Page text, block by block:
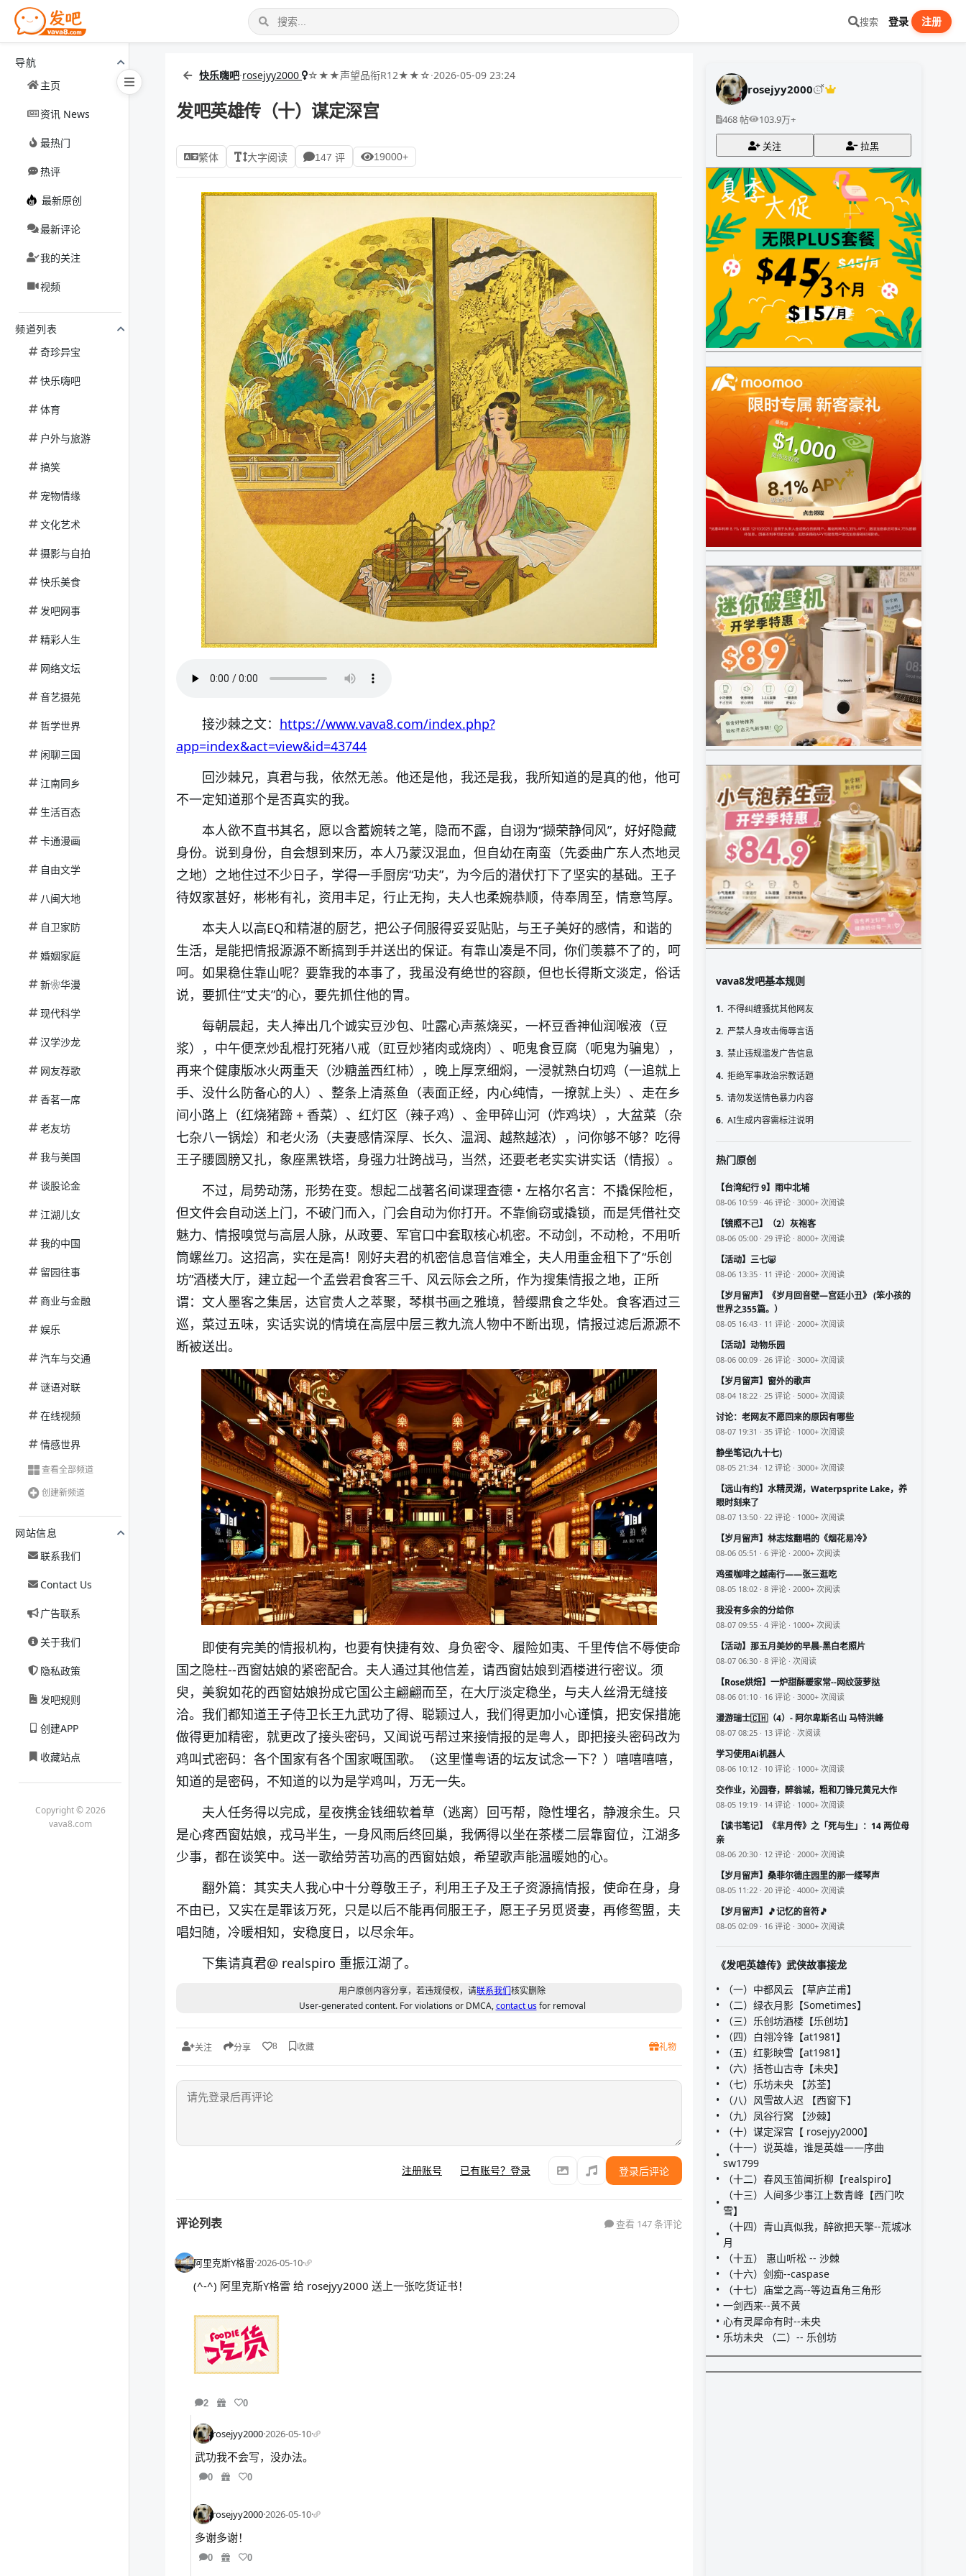
搜索 登录 注册
导航
主页
资讯 News
最热门
热评
最新原创
最新评论
我的关注
视频
频道列表
奇珍异宝
快乐嗨吧
体育
户外与旅游
搞笑
宠物情缘
文化艺术
摄影与自拍
快乐美食
发吧网事
精彩人生
网络文坛
音艺摄苑
哲学世界
闲聊三国
江南同乡
生活百态
卡通漫画
自由文学
八闽大地
自卫家防
婚姻家庭
新❀华漫
现代科学
汉学沙龙
网友荐歌
香茗一席
老友坊
我与美国
谈股论金
江湖儿女
我的中国
留园往事
商业与金融
娱乐
汽车与交通
谜语对联
在线视频
情感世界
查看全部频道
创建新频道
网站信息
联系我们
Contact Us
广告联系
关于我们
隐私政策
发吧规则
创建APP
收藏站点
Copyright © 2026
vava8.com
快乐嗨吧·rosejyy2000 ☆★★声望品衔R12★★☆·2026-05-09 23:24
发吧英雄传（十）谋定深宫
繁体 大字阅读 147 评 19000+
接沙棘之文： https://www.vava8.com/index.php?
app=index&act=view&id=43744
回沙棘兄，真君与我，依然无恙。他还是他，我还是我，我所知道的是真的他，他可
不一定知道那个是否真实的我。
本人欲不直书其名，愿以含蓄婉转之笔，隐而不露，自诩为“撷荣静伺风”，好好隐藏
身份。说到身份，自会想到来历，本人乃蒙汉混血，但自幼在南蛮（先委曲广东人杰地灵
之地）之地住过不少日子，学得一手厨房“功夫”，为今后的潜伏打下了坚实的基础。王子
待奴家甚好，彬彬有礼，资用丰足，行止无拘，夫人也柔婉恭顺，侍奉周至，情意笃厚。
本夫人以高EQ和精湛的厨艺，把公子伺服得妥妥贴贴，与王子美好的感情，和谐的
生活，是能把情报源源不断搞到手并送出的保证。有靠山凑是不同，你们羡慕不了的，呵
呵。如果稳住靠山呢？要靠我的本事了，我虽没有绝世的容颜，但也长得斯文淡定，俗话
说，要抓住“丈夫”的心，要先抓住他的胃。
每朝晨起，夫人捧出几个诚实豆沙包、吐露心声蒸烧买，一杯豆香神仙润喉液（豆
浆），中午便烹炒乱棍打死猪八戒（豇豆炒猪肉或烧肉）、呃鬼食豆腐（呃鬼为骗鬼），
再来个健康版冰火两重天（沙糖盖西红杮），晚上厚烹细焖，一浸就熟白切鸡（一追就上
手、没什么防备心的人）、整条上清蒸鱼（表面正经，内心纯情，一撩就上头）、走在乡
间小路上（红烧猪蹄 + 香菜）、红灯区（辣子鸡）、金甲碎山河（炸鸡块），大盆菜（杂
七杂八一锅烩）和老火汤（夫妻感情深厚、长久、温润、越熬越浓），问你够不够？吃得
王子腰圆膀又扎，象座黑铁塔，身强力壮跨战马，当然，还要老老实实讲实话（情报）。
不过，局势动荡，形势在变。想起二战著名间谍理查德・左格尔名言：不撬保险柜，
但文件会自动送上门，不破门而入，门会自动为你打开。不靠偷窃或撬锁，而是凭借社交
魅力、情报嗅觉与高层人脉，从政要、军官口中套取核心机密。不动剑，不动枪，不用听
筒螺丝刀。这招高，实在是高！刚好夫君的机密信息音信难全，夫人用重金租下了“乐创
坊”酒楼大厅，建立起一个孟尝君食客三千、风云际会之所，作为搜集情报之地，正所
谓：文人墨客之集居，达官贵人之萃聚，琴棋书画之雅境，㬱缨鼎食之华处。食客酒过三
巡，菜过五味，实话实说的情境在高层中层三教九流人物中不断出现，情报过滤后源源不
断被送出。
即使有完美的情报机构，也要有快捷有效、身负密令、履险如夷、千里传信不辱使命
国之隐柱--西窗姑娘的紧密配合。夫人通过其他信差，请西窗姑娘到酒楼进行密议。须
臾，美貎如花的西窗姑娘扮成它国公主翩翩而至，在大厅淡定稳坐，与夫人丝滑无缝接
洽。我们都知道王子侍卫长王九武功了得、聪颖过人，我们得更加小心谨慎，把安保措施
做得更加精密，就更改了接头密码，又闻说丐帮过来接情报的是粤人，即把接头密码改为
鸡叫式密码：各个国家有各个国家嘅国歌。（这里懂粤语的坛友试念一下？）嘻嘻嘻嘻，
知道的是密码，不知道的以为是学鸡叫，万无一失。
夫人任务得以完成，星夜携金钱细软着草（逃离）回丐帮，隐性埋名，静渡余生。只
是心疼西窗姑娘，戎马半生，一身风雨后终回巢，我俩得以坐在茶楼二层靠窗位，江湖多
少事，都在谈笑中。送一歌给劳苦功高的西窗姑娘，希望歌声能温暖她的心。
翻外篇：其实夫人我心中十分尊敬王子，利用王子及王子资源搞情报，使命在身，身
不由已，又实在是罪该万死，只是以后不能再伺服王子，愿王子另觅贤妻，再修鸳盟，夫
唱妇随，冷暖相知，安稳度日，以尽余年。
下集请真君@ realspiro 重振江湖了。
用户原创内容分享，若违规侵权，请联系我们核实删除
User-generated content. For violations or DMCA,contact usfor removal
关注 分享 8 收藏 礼物
注册账号 已有账号？登录 登录后评论
评论列表 查看 147 条评论
阿里克斯Y格雷·2026-05-10·
(^-^) 阿里克斯Y格雷 给 rosejyy2000 送上一张吃货证书！
2 0
rosejyy2000·2026-05-10·
武功我不会写，没办法。
0 0
rosejyy2000·2026-05-10·
多谢多谢！
0 0
rosejyy2000
468 帖 103.9万+
关注 拉黑
vava8发吧基本规则
1. 不得纠缠骚扰其他网友
2. 严禁人身攻击侮辱言语
3. 禁止违规滥发广告信息
4. 拒绝军事政治宗教话题
5. 请勿发送情色暴力内容
6. AI生成内容需标注说明
热门原创
【台湾纪行 9】雨中北埔
08-06 10:59 · 46 评论 · 3000+ 次阅读
【镜照不己】（2）灰袍客
08-06 05:00 · 29 评论 · 8000+ 次阅读
【活动】三七🐷
08-06 13:35 · 11 评论 · 2000+ 次阅读
【岁月留声】《岁月回音壁—宫廷小丑》 (笨小孩的
世界之355篇。）
08-05 16:43 · 11 评论 · 2000+ 次阅读
【活动】动物乐园
08-06 00:09 · 26 评论 · 3000+ 次阅读
【岁月留声】窗外的歌声
08-04 18:22 · 25 评论 · 5000+ 次阅读
讨论：老网友不愿回来的原因有哪些
08-07 19:31 · 35 评论 · 1000+ 次阅读
静坐笔记(九十七)
08-05 21:34 · 12 评论 · 3000+ 次阅读
【远山有约】水精灵湖，Waterpsprite Lake，养
眼时刻来了
08-07 13:50 · 22 评论 · 1000+ 次阅读
【岁月留声】林志炫翻唱的《烟花易冷》
08-06 05:51 · 6 评论 · 2000+ 次阅读
鸡蛋咖啡之越南行——张三逛吃
08-05 18:02 · 8 评论 · 2000+ 次阅读
我没有多余的分给你
08-07 09:55 · 4 评论 · 1000+ 次阅读
【活动】那五月美妙的早晨-黑白老照片
08-07 06:30 · 8 评论 · 次阅读
【Rose烘焙】一炉甜酥暖家常--网纹菠萝挞
08-06 01:10 · 16 评论 · 3000+ 次阅读
漫游瑞士🇨🇭（4）- 阿尔卑斯名山 马特洪峰
08-07 08:25 · 13 评论 · 次阅读
学习使用Ai机器人
08-06 10:12 · 10 评论 · 1000+ 次阅读
交作业，沁园春，醉翁城，粗和刀锋兄黄兄大作
08-05 19:19 · 14 评论 · 1000+ 次阅读
【读书笔记】《芈月传》之「死与生」：14 两位母
亲
08-06 20:30 · 12 评论 · 2000+ 次阅读
【岁月留声】桑菲尔德庄园里的那一缕琴声
08-05 11:22 · 20 评论 · 4000+ 次阅读
【岁月留声】🎵记忆的音符🎵
08-05 02:09 · 16 评论 · 3000+ 次阅读
《发吧英雄传》武侠故事接龙
（一）中都风云 【草庐芷甫】
（二）绿衣月影【Sometimes】
（三）乐创坊酒楼【乐创坊】
（四）白翎冷锋【at1981】
（五）红影映雪【at1981】
（六）括苍山古寺【未央】
（七）乐坊未央 【苏荃】
（八）风雪故人迟 【西窗下】
（九）凤谷行窝 【沙棘】
（十）谋定深宫【 rosejyy2000】
（十一）说英雄，谁是英雄——序曲
sw1799
（十二）春风玉笛闻折柳【realspiro】
（十三）人间多少事江上数青峰【西门吹
雪】
（十四）青山真似我，醉欲把天擎--荒城冰
月
（十五） 惠山听松 -- 沙棘
（十六）剑痴--caspase
（十七）庙堂之高--等边直角三角形
一剑西来--黄不黄
心有灵犀命有时--未央
乐坊未央 （二）-- 乐创坊